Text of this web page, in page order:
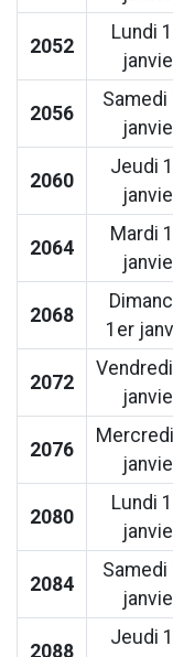
2052
Lundi
2056
Samedi
2060
Jeudi
2064
Mardi
2068
1er
2072
2076
2080
Lundi
2084
Samedi
2088
Jeudi